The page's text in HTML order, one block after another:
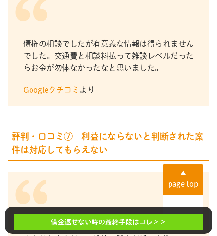
債権の相談でしたが有意義な情報は得られません
でした。交通費と相談料払って雑談レベルだった
らお金が勿体なかったなと思いました。
Googleクチコミ より
評判・口コミ⑦ 利益にならないと判断された案
件は対応してもらえない
相談時にはしっかり話を聞いていて内容に同調す
▲
page top
借金返せない時の最終手段はコレ＞＞